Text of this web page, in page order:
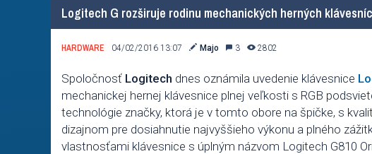
Logitech G rozširuje rodinu mechanických herných klávesníc
HARDWARE 04/02/2016 13:07 Majo 3 2802
Spoločnosť Logitech dnes oznámila uvedenie klávesnice
mechanickej hernej klávesnice plnej veľkosti s RGB
technológie značky, ktorá je v tomto obore na špičke, s
dizajnom pre dosiahnutie najvyššieho výkonu a plného
vlastnosťami klávesnice s úplným názvom Logitech G810